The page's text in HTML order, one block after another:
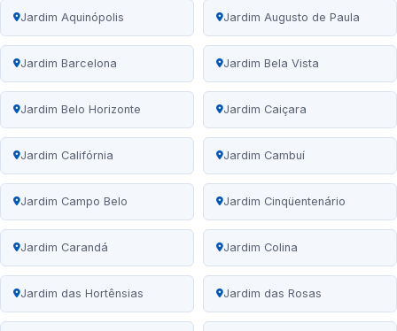
Jardim Aquinópolis Jardim Augusto de Paula
Jardim Barcelona Jardim Bela Vista
Jardim Belo Horizonte Jardim Caiçara
Jardim Califórnia Jardim Cambuí
Jardim Campo Belo Jardim Cinqüentenário
Jardim Carandá Jardim Colina
Jardim das Hortênsias Jardim das Rosas